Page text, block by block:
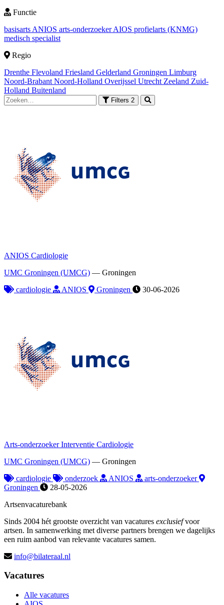
Functie
basisarts ANIOS arts-onderzoekerAIOS profielarts (KNMG)
medisch specialist
Regio
Drenthe Flevoland Friesland Gelderland Groningen Limburg
Noord-Brabant Noord-Holland Overijssel Utrecht Zeeland Zuid-
Holland Buitenland
Filters 2
ANIOS Cardiologie
UMC Groningen (UMCG) — Groningen
cardiologie
ANIOS Groningen 30-06-2026
Arts-onderzoeker Interventie Cardiologie
UMC Groningen (UMCG) — Groningen
cardiologie
onderzoek ANIOS
arts-onderzoeker
Groningen
28-05-2026
Artsenvacaturebank
Sinds 2004 hét grootste overzicht van vacatures exclusiefvoor
artsen. In samenwerking met diverse partners brengen we dagelijks
een ruim aanbod van relevante vacatures samen.
info@bilateraal.nl
Vacatures
Alle vacatures